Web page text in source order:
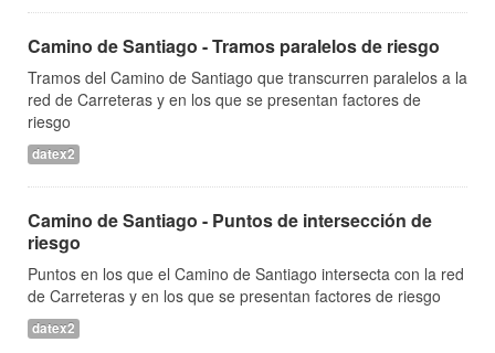
Camino de Santiago - Tramos paralelos de riesgo
Tramos del Camino de Santiago que transcurren paralelos a la
red de Carreteras y en los que se presentan factores de
riesgo
datex2
Camino de Santiago - Puntos de intersección de
riesgo
Puntos en los que el Camino de Santiago intersecta con la red
de Carreteras y en los que se presentan factores de riesgo
datex2